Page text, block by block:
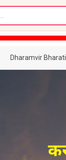
Dharamvir Bharati